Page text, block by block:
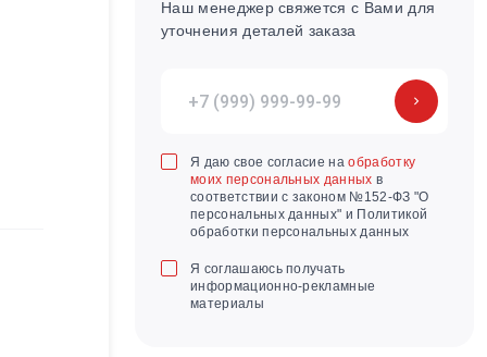
Наш менеджер свяжется с Вами для
уточнения деталей заказа
Я даю свое согласие наобработку
моих персональных данных в
соответствии с законом №152-ФЗ "О
персональных данных" и Политикой
обработки персональных данных
Я соглашаюсь получать
информационно-рекламные
материалы